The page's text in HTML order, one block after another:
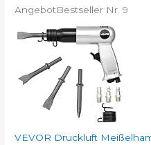
AngebotBestseller Nr. 9
VEVOR Druckluft